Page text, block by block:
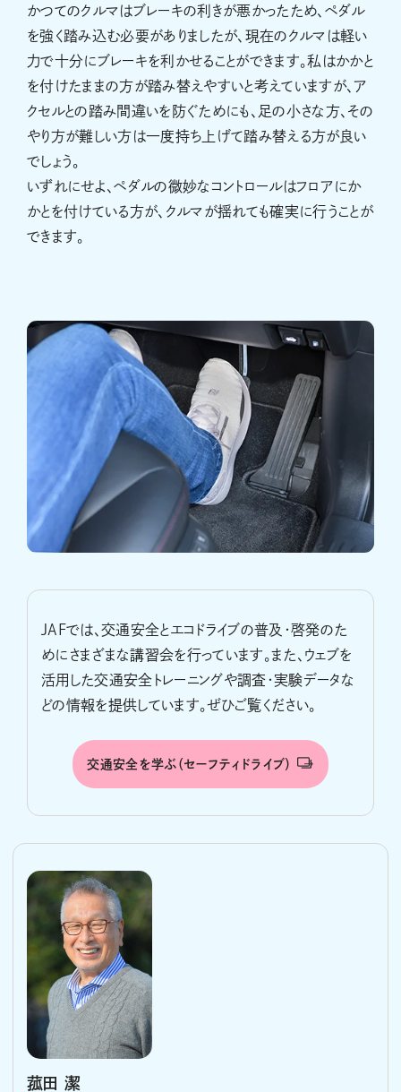
かつてのクルマはブレーキの利きが悪かったため、ペダル
を強く踏み込む必要がありましたが、現在のクルマは軽い
力で十分にブレーキを利かせることができます。私はかかと
を付けたままの方が踏み替えやすいと考えていますが、ア
クセルとの踏み間違いを防ぐためにも、足の小さな方、その
やり方が難しい方は一度持ち上げて踏み替える方が良い
でしょう。
いずれにせよ、ペダルの微妙なコントロールはフロアにか
かとを付けている方が、クルマが揺れても確実に行うことが
できます。
JAFでは、交通安全とエコドライブの普及・啓発のた
めにさまざまな講習会を行っています。また、ウェブを
活用した交通安全トレーニングや調査・実験データな
どの情報を提供しています。ぜひご覧ください。
交通安全を学ぶ（セーフティドライブ）
菰田 潔